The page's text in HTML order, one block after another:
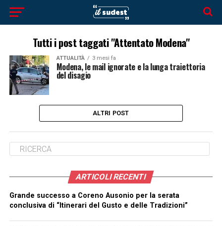
Tutti i post taggati "Attentato Modena"
ATTUALITÀ 3 mesi fa
Modena, le mail ignorate e la lunga traiettoria
del disagio
ALTRI POST
ARTICOLI RECENTI
Grande successo a Coreno Ausonio per la serata
conclusiva di “Itinerari del Gusto e delle Tradizioni”